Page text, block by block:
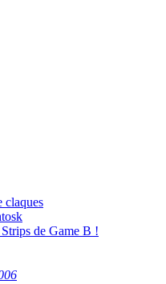
claques
de Game B !